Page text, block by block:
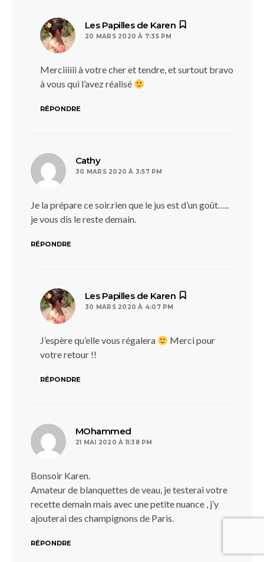
Les Papilles de Karen
20 MARS 2020 À 7:35 PM
Merciiiiii à votre cher et tendre, et surtout bravo
à vous qui l’avez réalisé
RÉPONDRE
Cathydit :
30 MARS 2020 À 3:57 PM
Je la prépare ce soir.rien que le jus est d’un goût…..
je vous dis le reste demain.
RÉPONDRE
Les Papilles de Karen
30 MARS 2020 À 4:07 PM
J’espère qu’elle vous régalera
Merci pour
votre retour !!
RÉPONDRE
MOhammed
21 MAI 2020 À 11:38 PM
Bonsoir Karen.
Amateur de blanquettes de veau, je testerai votre
recette demain mais avec une petite nuance , j’y
ajouterai des champignons de Paris.
RÉPONDRE